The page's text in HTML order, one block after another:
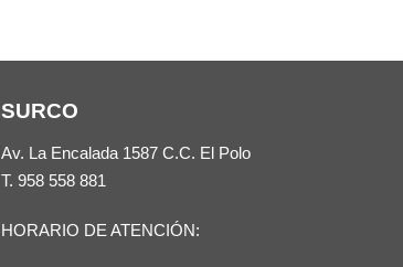
SURCO
Av. La Encalada 1587 C.C. El Polo
T. 958 558 881
HORARIO DE ATENCIÓN: